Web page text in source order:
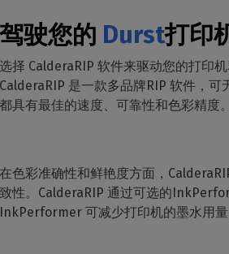
驾驶您的 Durst打印
选择 CalderaRIP 软件来驱动您的打印
CalderaRIP 是一款多品牌RIP 软件，
都具有最佳的速度、可靠性和色彩精度
在色彩准确性和鲜艳度方面，
致性。CalderaRIP 通过可选的
InkPerformer 可减少打印机的墨水用